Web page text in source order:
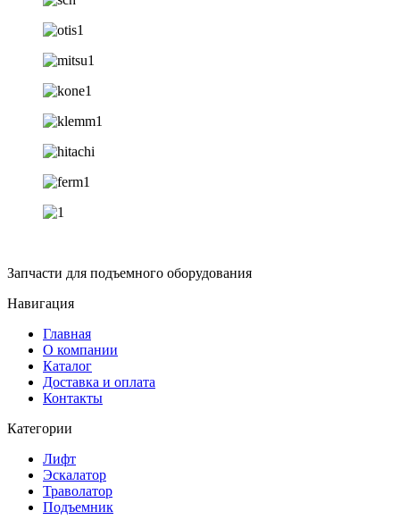
Запчасти для подъемного оборудования
Навигация
Главная
О компании
Каталог
Доставка и оплата
Контакты
Категории
Лифт
Эскалатор
Траволатор
Подъемник